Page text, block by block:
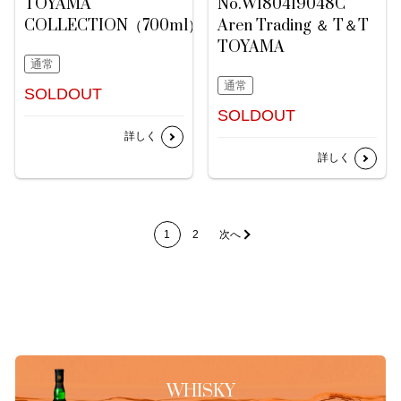
TOYAMA
COLLECTION（700ml）
通常
SOLDOUT
詳しく
No.W180419048C
Aren Trading ＆ T＆T
TOYAMA
通常
SOLDOUT
詳しく
1 2 次へ
WHISKY